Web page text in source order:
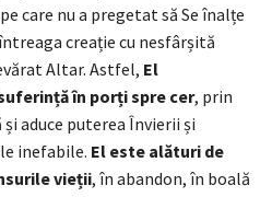
pe care nu a pregetat să Se înalțe
creație cu nesfârșită
Altar. Astfel, El
în porți spre cer, prin
aduce puterea Învierii și
inefabile. El este alături de
vieții, în abandon, în boală